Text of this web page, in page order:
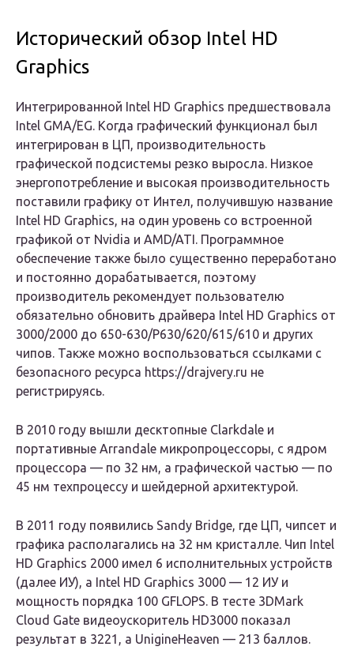
Исторический обзор Intel HD
Graphics
Интегрированной Intel HD Graphics предшествовала
Intel GMA/EG. Когда графический функционал был
интегрирован в ЦП, производительность
графической подсистемы резко выросла. Низкое
энергопотребление и высокая производительность
поставили графику от Интел, получившую название
Intel HD Graphics, на один уровень со встроенной
графикой от Nvidia и AMD/ATI. Программное
обеспечение также было существенно переработано
и постоянно дорабатывается, поэтому
производитель рекомендует пользователю
обязательно обновить драйвера Intel HD Graphics от
3000/2000 до 650-630/P630/620/615/610 и других
чипов. Также можно воспользоваться ссылками с
безопасного ресурса https://drajvery.ru не
регистрируясь.
В 2010 году вышли десктопные Clarkdale и
портативные Arrandale микропроцессоры, с ядром
процессора — по 32 нм, а графической частью — по
45 нм техпроцессу и шейдерной архитектурой.
В 2011 году появились Sandy Bridge, где ЦП, чипсет и
графика располагались на 32 нм кристалле. Чип Intel
HD Graphics 2000 имел 6 исполнительных устройств
(далее ИУ), а Intel HD Graphics 3000 — 12 ИУ и
мощность порядка 100 GFLOPS. В тесте 3DMark
Cloud Gate видеоускоритель HD3000 показал
результат в 3221, а UnigineHeaven — 213 баллов.